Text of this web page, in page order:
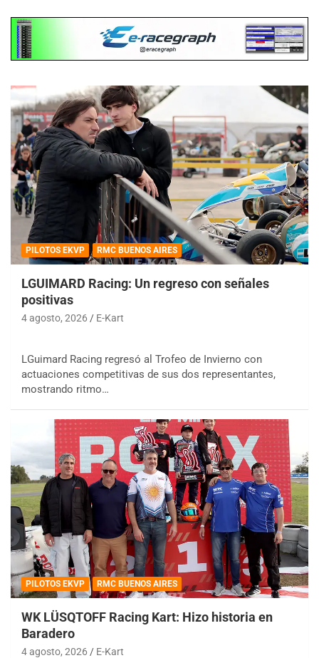
PILOTOS EKVP RMC BUENOS AIRES
LGUIMARD Racing: Un regreso con señales
positivas
4 agosto, 2026 E-Kart
LGuimard Racing regresó al Trofeo de Invierno con
actuaciones competitivas de sus dos representantes,
mostrando ritmo…
PILOTOS EKVP RMC BUENOS AIRES
WK LÜSQTOFF Racing Kart: Hizo historia en
Baradero
4 agosto, 2026 E-Kart
COBERTURA ESPECIAL DE E-KART.COM.AR
08/09-AGO